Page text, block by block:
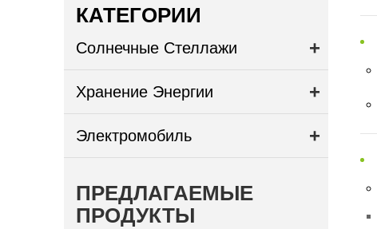
КАТЕГОРИИ
Солнечные Стеллажи
Хранение Энергии
Электромобиль
ПРЕДЛАГАЕМЫЕ
ПРОДУКТЫ